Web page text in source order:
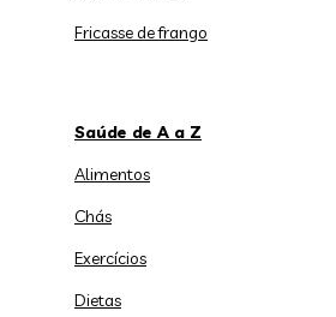
Fricasse de frango
Saúde de A a Z
Alimentos
Chás
Exercícios
Dietas